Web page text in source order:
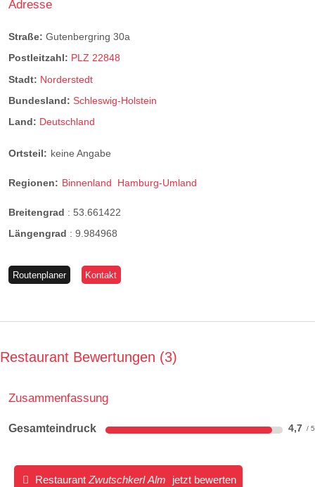
Adresse
Straße: Gutenbergring 30a
Postleitzahl: PLZ 22848
Stadt: Norderstedt
Bundesland: Schleswig-Holstein
Land: Deutschland
Ortsteil: keine Angabe
Regionen: Binnenland Hamburg-Umland
Breitengrad : 53.661422
Längengrad : 9.984968
Routenplaner Kontakt
Restaurant Bewertungen 3
Zusammenfassung
Gesamteindruck 4,7
Restaurant Zwutschkerl Alm jetzt bewerten